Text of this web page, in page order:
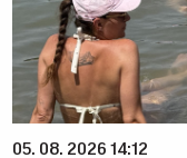
05. 08. 2026 14:12